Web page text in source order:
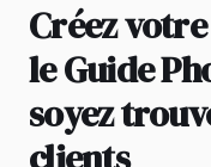
Créez
le Guide
soyez